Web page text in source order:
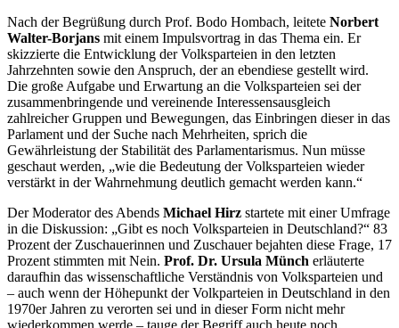
Nach der Begrüßung durch Prof. Bodo Hombach, leitete Norbert
Walter-Borjans mit einem Impulsvortrag in das Thema ein. Er
skizzierte die Entwicklung der Volksparteien in den letzten
Jahrzehnten sowie den Anspruch, der an ebendiese gestellt wird.
Die große Aufgabe und Erwartung an die Volksparteien sei der
zusammenbringende und vereinende Interessensausgleich
zahlreicher Gruppen und Bewegungen, das Einbringen dieser in das
Parlament und der Suche nach Mehrheiten, sprich die
Gewährleistung der Stabilität des Parlamentarismus. Nun müsse
geschaut werden, „wie die Bedeutung der Volksparteien wieder
verstärkt in der Wahrnehmung deutlich gemacht werden kann.“
Der Moderator des Abends Michael Hirz startete mit einer Umfrage
in die Diskussion: „Gibt es noch Volksparteien in Deutschland?“ 83
Prozent der Zuschauerinnen und Zuschauer bejahten diese Frage, 17
Prozent stimmten mit Nein. Prof. Dr. Ursula Münch erläuterte
daraufhin das wissenschaftliche Verständnis von Volksparteien und
– auch wenn der Höhepunkt der Volkparteien in Deutschland in den
1970er Jahren zu verorten sei und in dieser Form nicht mehr
wiederkommen werde – tauge der Begriff auch heute noch.